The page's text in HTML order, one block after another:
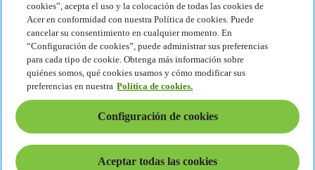
Responsabilidad social corporativa
Huella de carbono del producto
Proyecto Humanity
Earthion
Política de privacidad
Política de cookies
Aviso legal
Información legal adicional
Política de accesibilidad
Configuración de cookies
América Latina - Español
cookies”, acepta el uso y la colocación de todas las cookies de
Acer en conformidad con nuestra Política de cookies. Puede
cancelar su consentimiento en cualquier momento. En
“Configuración de cookies”, puede administrar sus preferencias
para cada tipo de cookie. Obtenga más información sobre
quiénes somos, qué cookies usamos y cómo modificar sus
preferencias en nuestra Política de cookies.
Configuración de cookies
Aceptar todas las cookies